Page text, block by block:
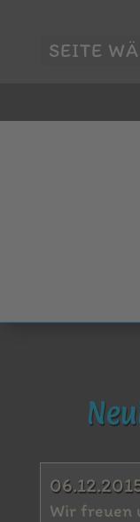
SEITE
Wir freuen